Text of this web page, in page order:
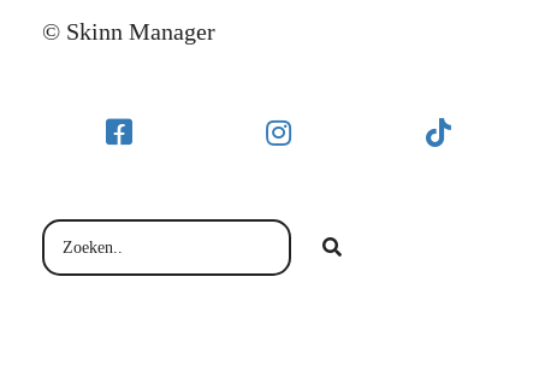
© Skinn Manager